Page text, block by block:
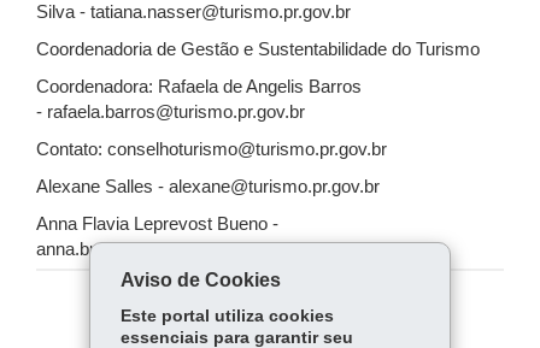
Silva - tatiana.nasser@turismo.pr.gov.br
Coordenadoria de Gestão e Sustentabilidade do Turismo
Coordenadora: Rafaela de Angelis Barros
- rafaela.barros@turismo.pr.gov.br
Contato: conselhoturismo@turismo.pr.gov.br
Alexane Salles - alexane@turismo.pr.gov.br
Anna Flavia Leprevost Bueno -
anna.bueno@turismo.pr.gov.br
COMPARTILHE:
Aviso de Cookies
Este portal utiliza cookies
essenciais para garantir seu